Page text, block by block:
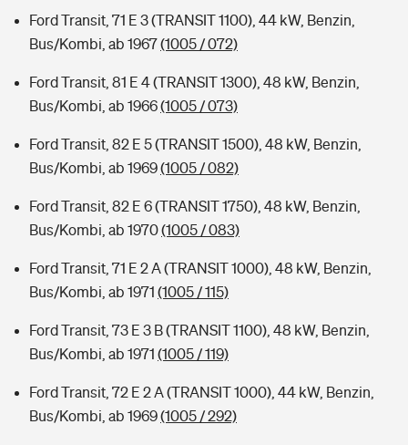
Ford Transit, 71 E 3 (TRANSIT 1100), 44 kW, Benzin,
Bus/Kombi, ab 1967(1005 / 072)
Ford Transit, 81 E 4 (TRANSIT 1300), 48 kW, Benzin,
Bus/Kombi, ab 1966(1005 / 073)
Ford Transit, 82 E 5 (TRANSIT 1500), 48 kW, Benzin,
Bus/Kombi, ab 1969(1005 / 082)
Ford Transit, 82 E 6 (TRANSIT 1750), 48 kW, Benzin,
Bus/Kombi, ab 1970(1005 / 083)
Ford Transit, 71 E 2 A (TRANSIT 1000), 48 kW, Benzin,
Bus/Kombi, ab 1971 (1005 / 115)
Ford Transit, 73 E 3 B (TRANSIT 1100), 48 kW, Benzin,
Bus/Kombi, ab 1971 (1005 / 119)
Ford Transit, 72 E 2 A (TRANSIT 1000), 44 kW, Benzin,
Bus/Kombi, ab 1969(1005 / 292)